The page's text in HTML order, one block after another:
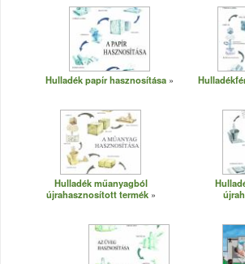
Hulladék papír hasznosítása
Hulladék műanyagból
újrahasznosított termék